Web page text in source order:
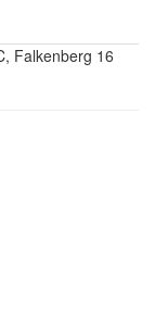
Falkenberg 16